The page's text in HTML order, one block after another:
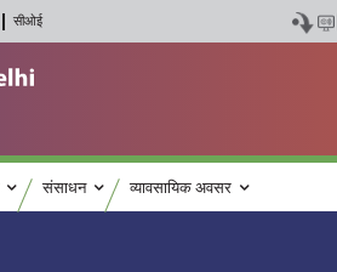
सीओई
संसाधन व्यावसायिक अवसर